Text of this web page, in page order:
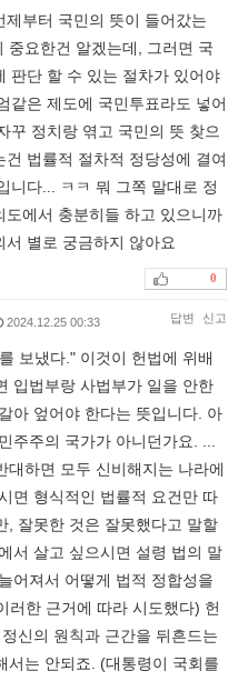
제부터 국민의 뜻이 들어갔는
중요한건 알겠는데, 그러면 국
판단 할 수 있는 절차가 있어야
같은 제도에 국민투표라도 넣어
꾸 정치랑 엮고 국민의 뜻 찾으
건 법률적 절차적 정당성에 결여
니다... ㅋㅋ 뭐 그쪽 말대로 정
도에서 충분히들 하고 있으니까
서 별로 궁금하지 않아요
0
2024.12.25 00:33 답변 신고
보냈다." 이것이 헌법에 위배
입법부랑 사법부가 일을 안한
아 엎어야 한다는 뜻입니다. 아
주주의 국가가 아니던가요. ...
대하면 모두 신비해지는 나라에
면 형식적인 법률적 요건만 따
, 잘못한 것은 잘못했다고 말할
서 살고 싶으시면 설령 법의 말
어져서 어떻게 법적 정합성을
러한 근거에 따라 시도했다) 헌
신의 원칙과 근간을 뒤흔드는
서는 안되죠. (대통령이 국회를